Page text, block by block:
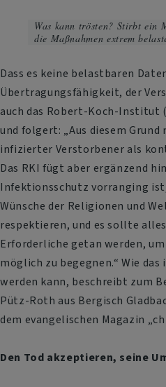
Was kann trösten? Stirbt ein
die Maßnahmen extrem
Dass es keine belastbaren
Übertragungsfähigkeit, der
auch das Robert-Koch-Institut
und folgert: „Aus diesem Grund
infizierter Verstorbener als
Das RKI fügt aber ergänzend
Infektionsschutz vorranging
Wünsche der Religionen und
respektieren, und es sollte
Erforderliche getan werden,
möglich zu begegnen.“ Wie
werden kann, beschreibt zum
Pütz-Roth aus Bergisch
dem evangelischen Magazin
Den Tod akzeptieren, seine